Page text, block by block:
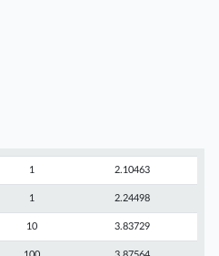
1 2.10463
1 2.24498
10 3.83729